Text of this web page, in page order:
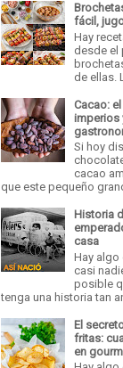
fácil,
Hay
desde el
de ellas.
Cacao:
imperios
Si hoy
cacao
que este pequeño
Historia
casa
Hay algo
casi
posible
tenga una historia tan
El
fritas:
en